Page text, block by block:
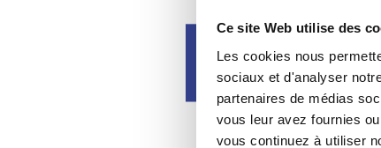
Ce site Web utilise des
Les cookies nous
sociaux et d'analyser
partenaires de médias
vous leur avez fournies
vous continuez à utiliser